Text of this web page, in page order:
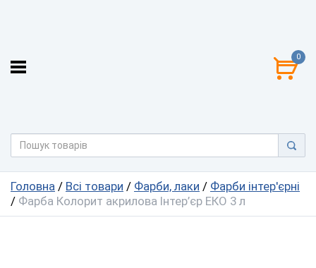
0
Головна / Всі товари / Фарби, лаки / Фарби інтер'єрні
/ Фарба Колорит акрилова Інтер’єр ЕКО 3 л